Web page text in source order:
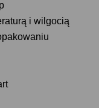
i wilgocią